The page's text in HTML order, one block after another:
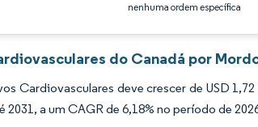
nenhuma ordem específica
do Canadá por
Cardiovasculares deve crescer de USD
a um CAGR de 6,18% no período de